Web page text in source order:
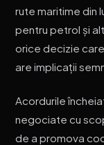
rute maritime din
pentru petrol și
orice decizie
are implicații
Acordurile
negociate cu
de a promova